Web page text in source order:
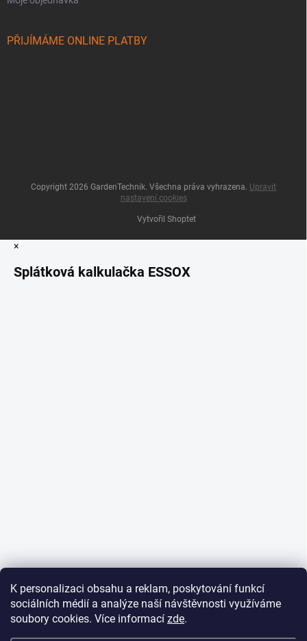
K personalizaci obsahu a reklam, poskytování funkcí
sociálních médií a analýze naší návštěvnosti využíváme
soubory cookies. Více informací zde.
PŘIJÍMÁME ONLINE PLATBY
Vytvořil Shoptet
Copyright 2026 GardenTechnik. Všechna práva vyhrazena. Upravit
nastavení cookies
×
Splátková kalkulačka ESSOX